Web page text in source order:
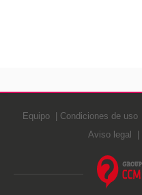
Equipo Condiciones de uso
Aviso legal